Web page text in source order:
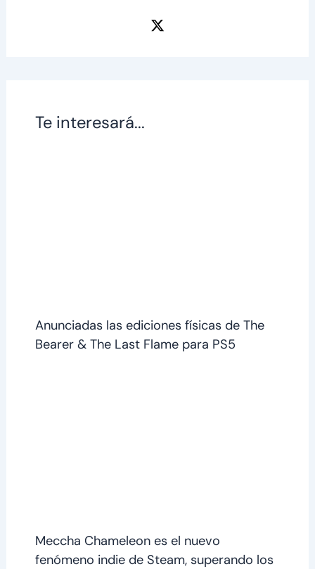
Te interesará...
Anunciadas las ediciones físicas de The
Bearer & The Last Flame para PS5
Meccha Chameleon es el nuevo
fenómeno indie de Steam, superando los